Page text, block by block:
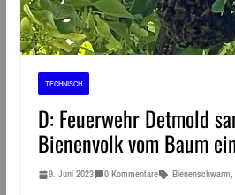
TECHNISCH
D: Feuerwehr Detmold
Bienenvolk vom Baum
9. Juni 2023 0 Kommentare Bienenschwarm,